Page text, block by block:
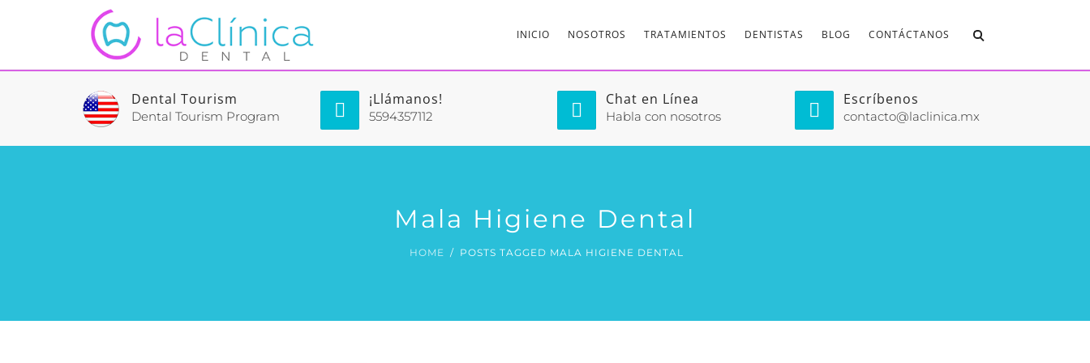
INICIO NOSOTROS TRATAMIENTOS DENTISTAS BLOG CONTÁCTANOS
Dental Tourism
Dental Tourism Program
¡Llámanos!
5594357112
Chat en Línea
Habla con nosotros
Escríbenos
contacto@laclinica.mx
Mala Higiene Dental
HOME POSTS TAGGED MALA HIGIENE DENTAL